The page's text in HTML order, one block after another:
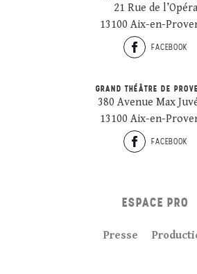
21 Rue de l’Opéra
13100 Aix-en-
FACEBOOK
GRAND THÉÂTRE DE
380 Avenue Max
13100 Aix-en-
FACEBOOK
ESPACE PRO
Presse